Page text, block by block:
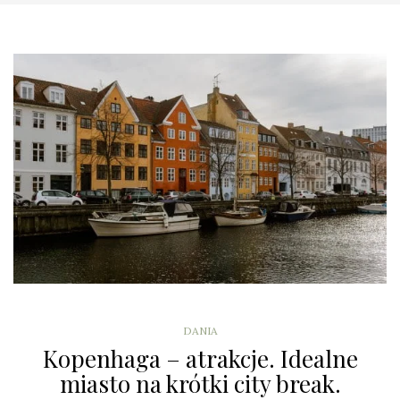
DANIA
Kopenhaga – atrakcje. Idealne
miasto na krótki city break.